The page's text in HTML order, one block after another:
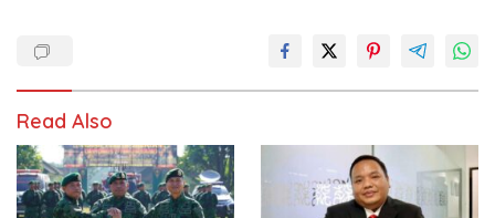
Read Also